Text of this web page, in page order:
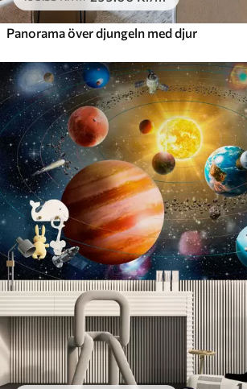
Panorama över djungeln med djur